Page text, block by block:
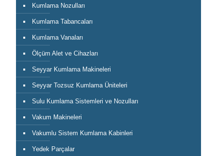
Kumlama Nozulları
Kumlama Tabancaları
Kumlama Vanaları
Ölçüm Alet ve Cihazları
Seyyar Kumlama Makineleri
Seyyar Tozsuz Kumlama Üniteleri
Sulu Kumlama Sistemleri ve Nozulları
Vakum Makineleri
Vakumlu Sistem Kumlama Kabinleri
Yedek Parçalar